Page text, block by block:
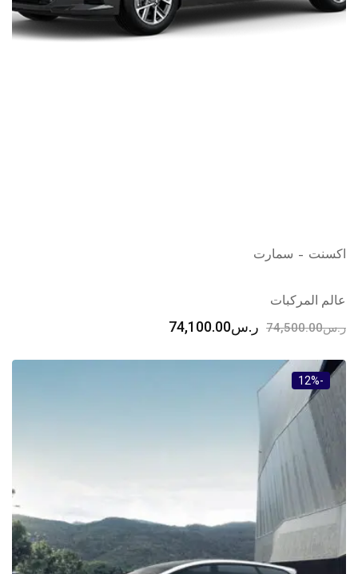
اكسنت – سمارت
عالم المركبات
ر.س74,500.00 ر.س74,100.00
-12%